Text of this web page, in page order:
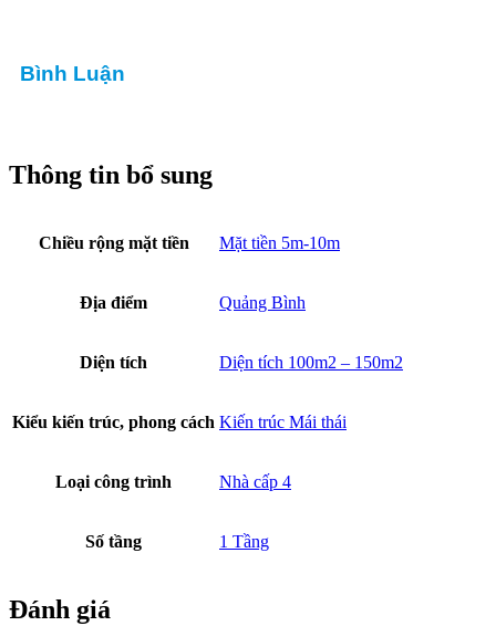
Bình Luận
Thông tin bổ sung
Chiều rộng mặt tiền Mặt tiền 5m-10m
Địa điểm Quảng Bình
Diện tích Diện tích 100m2 – 150m2
Kiểu kiến trúc, phong cách Kiến trúc Mái thái
Loại công trình Nhà cấp 4
Số tầng 1 Tầng
Đánh giá